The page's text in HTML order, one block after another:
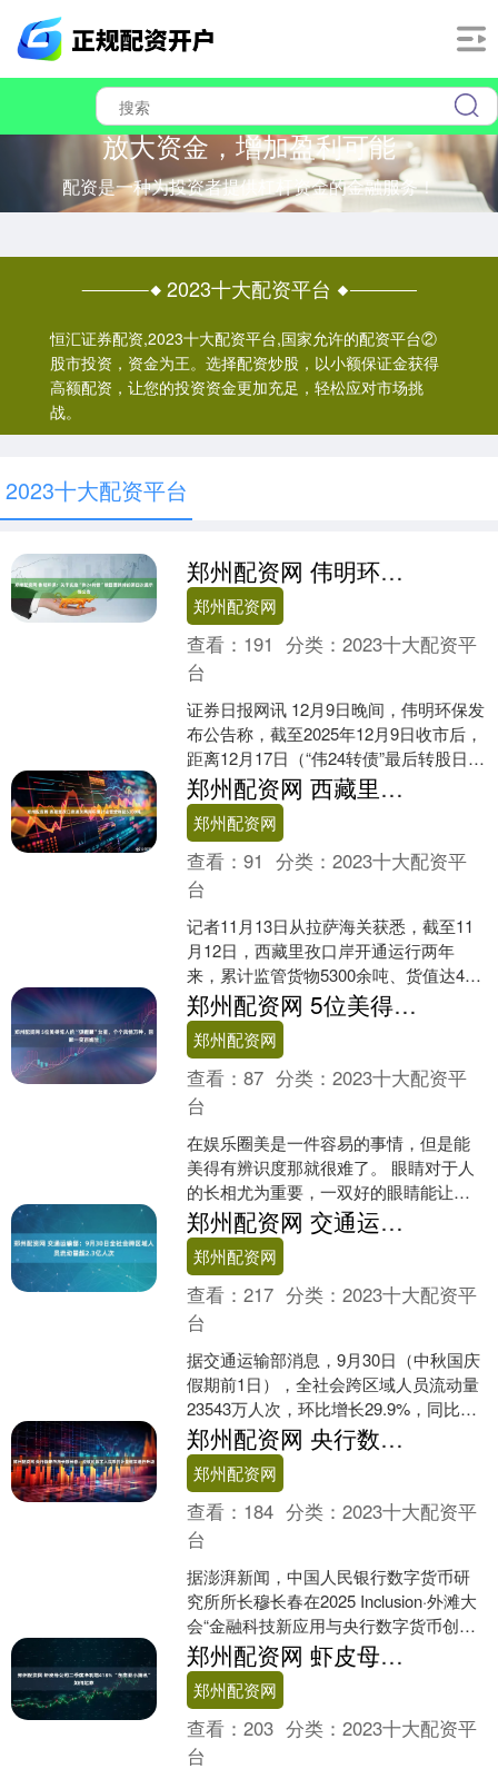
放大资金，增加盈利可能
配资是一种为投资者提供杠杆资金的金融服务！
2023十大配资平台
恒汇证券配资,2023十大配资平台,国家允许的配资平台②
股市投资，资金为王。选择配资炒股，以小额保证金获得
高额配资，让您的投资资金更加充足，轻松应对市场挑
战。
2023十大配资平台
郑州配资网 伟明环保：关于实施“伟24转债”赎回暨摘牌的第四次提示性公告
郑州配资网
查看： 191 分类：2023十大配资平
台
证券日报网讯 12月9日晚间，伟明环保发
布公告称，截至2025年12月9日收市后，
距离12月17日（“伟24转债”最后转股日）
仅剩6个交易日，12月17日为“伟....
郑州配资网 西藏里孜口岸通关两周年累计监管货物超5300吨
郑州配资网
查看：91 分类：2023十大配资平
台
记者11月13日从拉萨海关获悉，截至11
月12日，西藏里孜口岸开通运行两年
来，累计监管货物5300余吨、货值达4亿
元。 2023年11月13日，位于西藏日喀则
市....
郑州配资网 5位美得惊人的“狐狸眼”女星，个个风情万种，回眸一笑百媚生
郑州配资网
查看：87 分类：2023十大配资平
台
在娱乐圈美是一件容易的事情，但是能
美得有辨识度那就很难了。 眼睛对于人
的长相尤为重要，一双好的眼睛能让一
个人的长相提高好几个档次。 所以很多
明星都选择去割双眼皮....
郑州配资网 交通运输部：9月30日全社会跨区域人员流动量超2.3亿人次
郑州配资网
查看：217 分类：2023十大配资平
台
据交通运输部消息，9月30日（中秋国庆
假期前1日），全社会跨区域人员流动量
23543万人次，环比增长29.9%，同比
（2024年国庆假期前1日）增长5.2%。
....
郑州配资网 央行数研所所长穆长春：应该对数字人民币的计量框架进行升级
郑州配资网
查看： 184 分类：2023十大配资平
台
据澎湃新闻，中国人民银行数字货币研
究所所长穆长春在2025 Inclusion·外滩大
会“金融科技新应用与央行数字货币创新
发展”见解论坛上表示，为保障货币供应
量....
郑州配资网 虾皮母公司二季度净利增418% “东南亚小腾讯”如何起家
郑州配资网
查看：203 分类：2023十大配资平
台